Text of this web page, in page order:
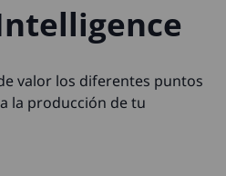
valor los diferentes puntos
la producción de tu